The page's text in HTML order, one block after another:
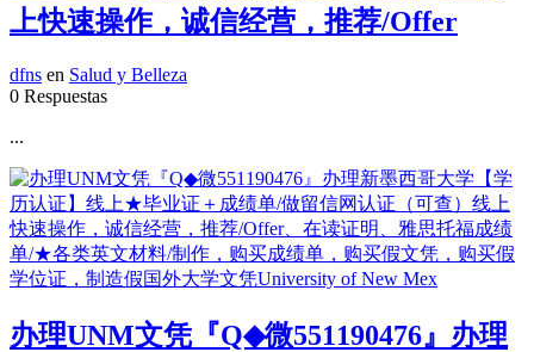
上快速操作，诚信经营，推荐/Offer
dfns en Salud y Belleza
0 Respuestas
...
办理UNM文凭『Q◆微551190476』办理